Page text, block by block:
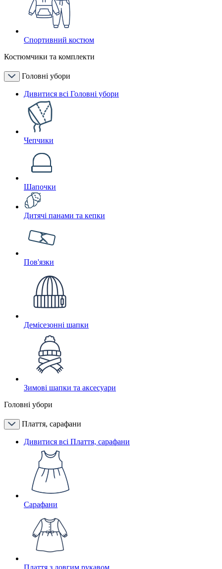
Спортивний костюм
Костюмчики та комплекти
Головні убори
Дивитися всі Головні убори
Чепчики
Шапочки
Дитячі панами та кепки
Пов'язки
Демісезонні шапки
Зимові шапки та аксесуари
Головні убори
Плаття, сарафани
Дивитися всі Плаття, сарафани
Сарафани
Плаття з довгим рукавом